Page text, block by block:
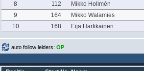
8
112
Mikko Hollmén
9
164
Mikko Walamies
10
168 Eija Hartikainen
auto follow leiders: OP